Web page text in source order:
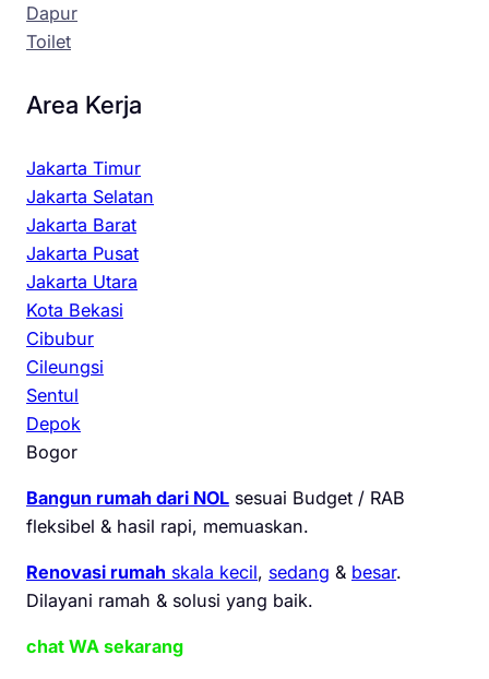
Dapur
Toilet
Area Kerja
Jakarta Timur
Jakarta Selatan
Jakarta Barat
Jakarta Pusat
Jakarta Utara
Kota Bekasi
Cibubur
Cileungsi
Sentul
Depok
Bogor
Bangun rumah dari NOL sesuai Budget / RAB
fleksibel & hasil rapi, memuaskan.
Renovasi rumah skala kecil, sedang & besar.
Dilayani ramah & solusi yang baik.
chat WA sekarang